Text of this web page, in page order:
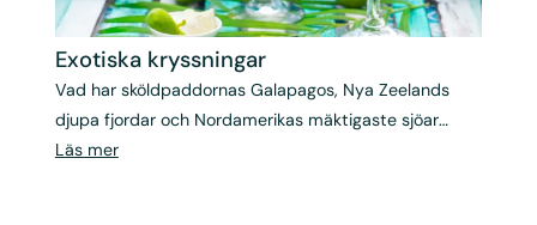
Exotiska kryssningar
Vad har sköldpaddornas Galapagos, Nya Zeelands
djupa fjordar och Nordamerikas mäktigaste sjöar
gemensamt? Du har möjlighet att få uppleva dem alla
Läs mer